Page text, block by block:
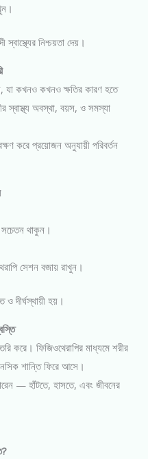
স্বাস্থ্যের নিশ্চয়তা দেয়।
যা কখনও কখনও ক্ষতির কারণ হতে
স্বাস্থ্য অবস্থা, বয়স, ও সমস্যা
করে প্রয়োজন অনুযায়ী পরিবর্তন
সচেতন থাকুন।
সেশন বজায় রাখুন।
দীর্ঘস্থায়ী হয়।
করে। ফিজিওথেরাপির মাধ্যমে শরীর
শান্তি ফিরে আসে।
— হাঁটতে, হাসতে, এবং জীবনের